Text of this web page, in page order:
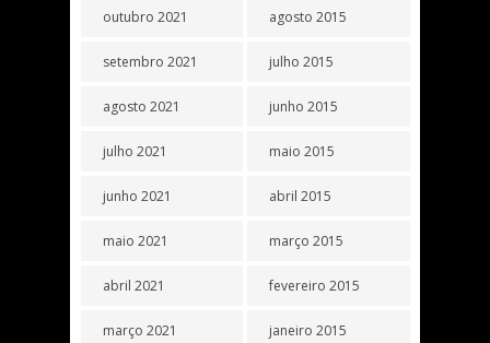
outubro 2021
setembro 2021
agosto 2021
julho 2021
junho 2021
maio 2021
abril 2021
março 2021
agosto 2015
julho 2015
junho 2015
maio 2015
abril 2015
março 2015
fevereiro 2015
janeiro 2015